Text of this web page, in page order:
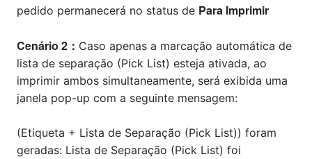
pedido permanecerá no status de Para Imprimir
Cenário 2： Caso apenas a marcação automática de
lista de separação (Pick List) esteja ativada, ao
imprimir ambos simultaneamente, será exibida uma
janela pop-up com a seguinte mensagem:
(Etiqueta + Lista de Separação (Pick List)) foram
geradas: Lista de Separação (Pick List) foi